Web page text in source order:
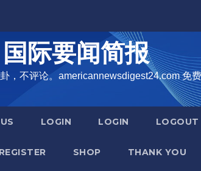
国际要闻简报
，不评论。americannewsdigest24.com 免
LOGIN LOGIN LOGOUT
REGISTER SHOP THANK YOU